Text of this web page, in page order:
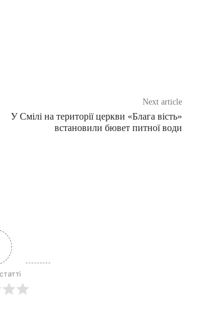
Next article
У Смілі на території церкви «Блага вість»
встановили бювет питної води